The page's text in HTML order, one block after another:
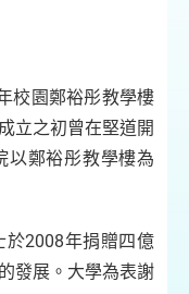
校園鄭裕彤教學樓
立之初曾在堅道開
以鄭裕彤教學樓為
於2008年捐贈四億
發展。大學為表謝